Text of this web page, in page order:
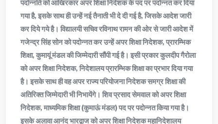
पदोन्नति को आखिरकार अपर शिक्षा निदेशक के पद पर पदोन्नत कर दिया
गया है, इसके साथ ही उन्हें नई तैनाती भी दे दी गई है, जिसके आदेश जारी
कर दिये गये है। विद्यालयी सचिव रविनाथ रामन की ओर से जारी आदेश में
गजेन्द्र सिंह सोन को पदोन्नत कर उन्हें अपर शिक्षा निदेशक, प्रारम्भिक
शिक्षा, कुमायूं मंडल की जिम्मेदारी सौंपी गई है। इसी प्रकार कुलदीप गैरोला
को अपर शिक्षा निदेशक, निदेशालय प्रारम्भिक शिक्षा का प्रभार दिया गया
है। इसके साथ ही वह अपर राज्य परियोजना निदेशक समग्र शिक्षा की
अतिरिक्त जिम्मेदारी भी निभायेंगे। शिव प्रसाद सेमवाल को अपर शिक्षा
निदेशक, माध्यमिक शिक्षा (कुमाऊं मंडल) पद पर पदोन्नत किया गया है।
इसके अलावा आनंद भारद्वाज को अपर शिक्षा निदेशक महानिदेशालय